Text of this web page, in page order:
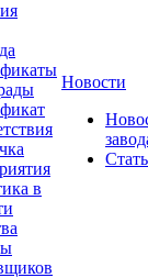
в
Новости